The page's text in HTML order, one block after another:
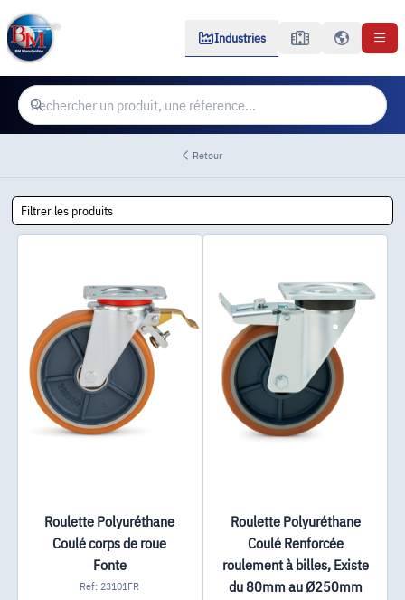
Industries
Retour
Filtrer les produits
Roulette Polyuréthane
Coulé corps de roue
Fonte
Ref: 23101FR
Roulette Polyuréthane
Coulé Renforcée
roulement à billes, Existe
du 80mm au Ø250mm